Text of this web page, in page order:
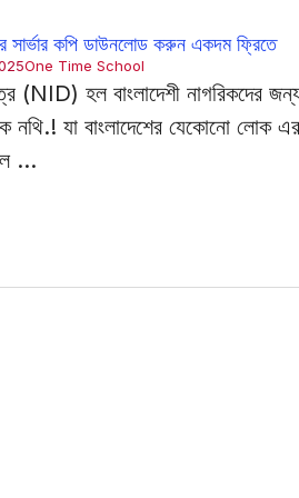
সার্ভার কপি ডাউনলোড করুন একদম ফ্রিতে
One Time School
(NID) হল বাংলাদেশী নাগরিকদের
নথি.! যা বাংলাদেশের যেকোনো লোক এর
...